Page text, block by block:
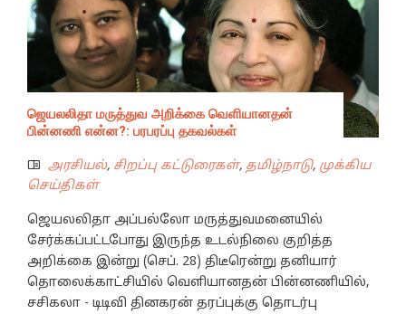
ஜெயலலிதா மருத்துவ அறிக்கை வெளியானதன்
பின்னணி என்ன?: பரபரப்பு தகவல்கள்
அரசியல், சிறப்பு கட்டுரைகள், தமிழ்நாடு, முக்கிய
செய்திகள்
ஜெயலலிதா அப்பல்லோ மருத்துவமனையில்
சேர்க்கப்பட்டபோது இருந்த உடல்நிலை குறித்த
அறிக்கை இன்று (செப். 28) திடீரென்று தனியார்
தொலைக்காட்சியில் வெளியானதன் பின்னணியில்,
சசிகலா - டிடிவி தினகரன் தரப்புக்கு தொடர்பு